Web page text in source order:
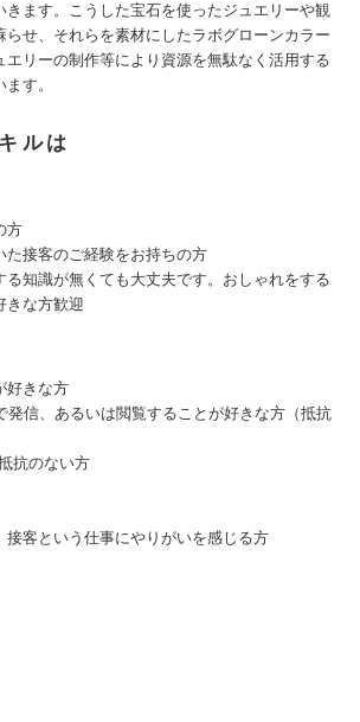
きます。こうした宝石を使ったジュエリーや観
らせ、それらを素材にしたラボグローンカラー
エリーの制作等により資源を無駄なく活用する
す。
ルは
方
た接客のご経験をお持ちの方
知識が無くても大丈夫です。おしゃれをする
きな方歓迎
好きな方
発信、あるいは閲覧することが好きな方（抵抗
抗のない方
接客という仕事にやりがいを感じる方